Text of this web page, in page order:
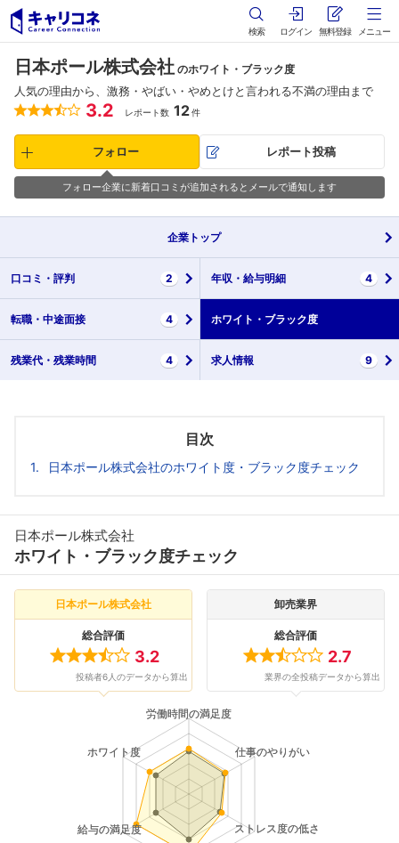
検索 ログイン 無料登録 メニュー
日本ポール株式会社 のホワイト・ブラック度
人気の理由から、激務・やばい・やめとけと言われる不満の理由まで
3.2 レポート数 12件
フォロー レポート投稿
フォロー企業に新着口コミが追加されるとメールで通知します
企業 トップ
口コミ・ 評判 2 年収・ 給与明細 4
転職・ 中途面接 4 ホワイト・ ブラック度
残業代・ 残業時間 4 求人情報 9
目次
日本ポール株式会社のホワイト度・ブラック度チェック
日本ポール株式会社
ホワイト・ブラック度チェック
日本ポール株式会社
総合評価
3.2
投稿者6人のデータから算出
卸売業界
総合評価
2.7
業界の全投稿データから算出